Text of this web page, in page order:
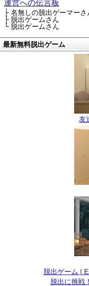
運営への伝言板
├ 名無しの脱出ゲーマーさ
├ 脱出ゲームさん
└ 脱出ゲームさん
最新無料脱出ゲーム
友
脱出ゲーム |
脱出に挑